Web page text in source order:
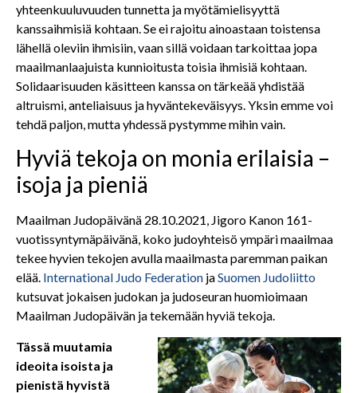
yhteenkuuluvuuden tunnetta ja myötämielisyyttä
kanssaihmisiä kohtaan. Se ei rajoitu ainoastaan toistensa
lähellä oleviin ihmisiin, vaan sillä voidaan tarkoittaa jopa
maailmanlaajuista kunnioitusta toisia ihmisiä kohtaan.
Solidaarisuuden käsitteen kanssa on tärkeää yhdistää
altruismi, anteliaisuus ja hyväntekeväisyys. Yksin emme voi
tehdä paljon, mutta yhdessä pystymme mihin vain.
Hyviä tekoja on monia erilaisia –
isoja ja pieniä
Maailman Judopäivänä 28.10.2021, Jigoro Kanon 161-
vuotissyntymäpäivänä, koko judoyhteisö ympäri maailmaa
tekee hyvien tekojen avulla maailmasta paremman paikan
elää. International Judo Federation jaSuomen Judoliitto
kutsuvat jokaisen judokan ja judoseuran huomioimaan
Maailman Judopäivän ja tekemään hyviä tekoja.
Tässä muutamia
ideoita isoista ja
pienistä hyvistä